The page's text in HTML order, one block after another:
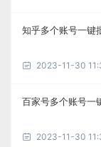
知乎多个账号一键
2023-11-30
百家号多个账号一
2023-11-30